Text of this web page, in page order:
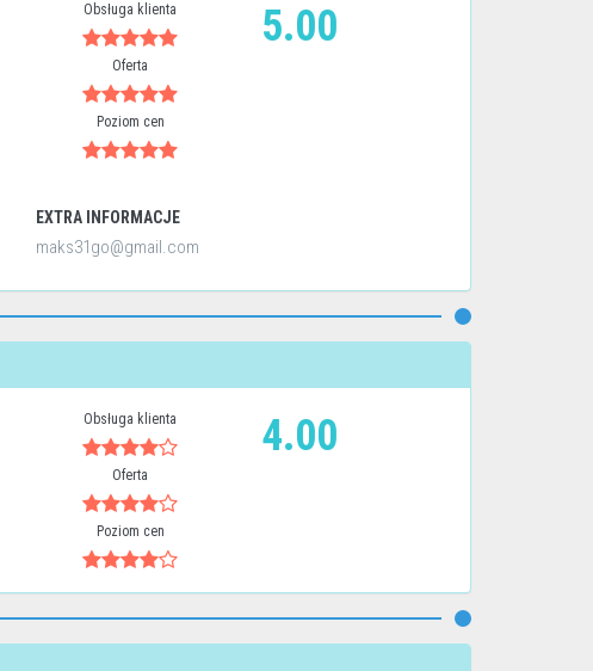
Obsługa klienta
Oferta
Poziom cen
5.00
EXTRA INFORMACJE
maks31go@gmail.com
Obsługa klienta
Oferta
Poziom cen
4.00